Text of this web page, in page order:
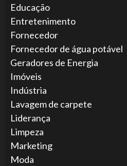
Educação
Entretenimento
Fornecedor
Fornecedor de água potável
Geradores de Energia
Imóveis
Indústria
Lavagem de carpete
Liderança
Limpeza
Marketing
Moda